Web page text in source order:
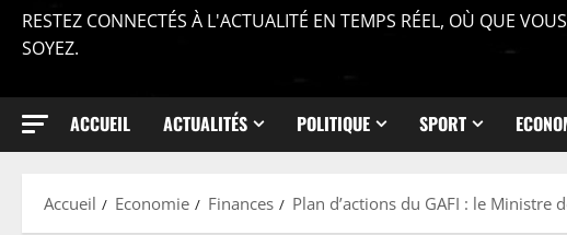
RESTEZ CONNECTÉS À L'ACTUALITÉ EN TEMPS RÉEL, OÙ QUE VOUS
SOYEZ.
ACCUEIL ACTUALITÉS POLITIQUE SPORT
Accueil Economie Finances Plan d’actions du GAFI : le Ministre